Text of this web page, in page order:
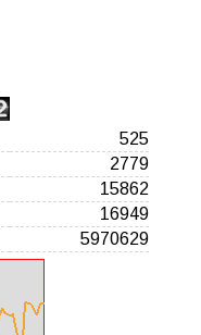
525
2779
15862
16949
5970629